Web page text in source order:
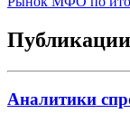
Аналитики